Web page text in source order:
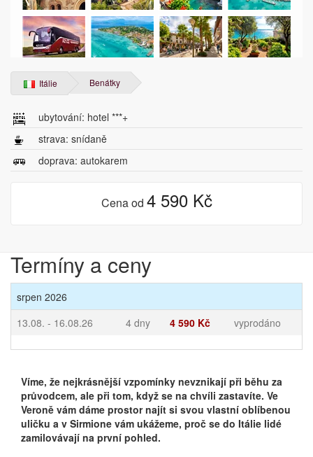
Itálie Benátky
ubytování: hotel ***+
strava: snídaně
doprava: autokarem
Cena od 4 590 Kč
Termíny a ceny
srpen 2026
13.08. - 16.08.26
4 dny 4 590 Kč vyprodáno
Víme, že nejkrásnější vzpomínky nevznikají při běhu za
průvodcem, ale při tom, když se na chvíli zastavíte. Ve
Veroně vám dáme prostor najít si svou vlastní oblíbenou
uličku a v Sirmione vám ukážeme, proč se do Itálie lidé
zamilovávají na první pohled.